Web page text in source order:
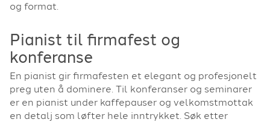
og format.
Pianist til firmafest og
konferanse
En pianist gir firmafesten et elegant og profesjonelt
preg uten å dominere. Til konferanser og seminarer
er en pianist under kaffepauser og velkomstmottak
en detalj som løfter hele inntrykket. Søk etter